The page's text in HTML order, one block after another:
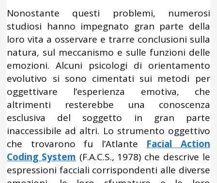
Nonostante questi problemi, numerosi
studiosi hanno impegnato gran parte della
loro vita a osservare e trarre conclusioni sulla
natura, sul meccanismo e sulle funzioni delle
emozioni. Alcuni psicologi di orientamento
evolutivo si sono cimentati sui metodi per
oggettivare l’esperienza emotiva, che
altrimenti resterebbe una conoscenza
esclusiva del soggetto in gran parte
inaccessibile ad altri. Lo strumento oggettivo
che trovarono fu l’Atlante Facial Action
Coding System (F.A.C.S., 1978) che descrive le
espressioni facciali corrispondenti alle diverse